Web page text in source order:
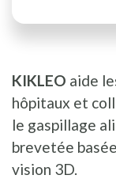
KIKLEO aide
hôpitaux et
le gaspillage
brevetée
vision 3D.